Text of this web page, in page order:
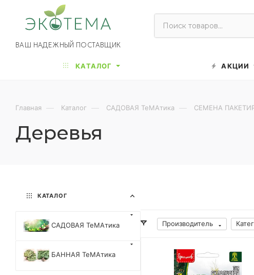
ВАШ НАДЕЖНЫЙ ПОСТАВЩИК
КАТАЛОГ АКЦИИ
Главная — Каталог — САДОВАЯ ТеМАтика — СЕМЕНА
Деревья
КАТАЛОГ
САДОВАЯ ТеМАтика
БАННАЯ ТеМАтика
Производитель